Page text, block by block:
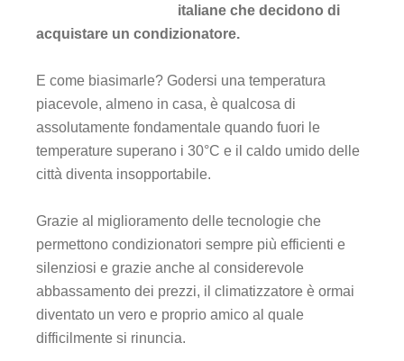
italiane che decidono di
acquistare un condizionatore.
E come biasimarle? Godersi una temperatura
piacevole, almeno in casa, è qualcosa di
assolutamente fondamentale quando fuori le
temperature superano i 30°C e il caldo umido delle
città diventa insopportabile.
Grazie al miglioramento delle tecnologie che
permettono condizionatori sempre più efficienti e
silenziosi e grazie anche al considerevole
abbassamento dei prezzi, il climatizzatore è ormai
diventato un vero e proprio amico al quale
difficilmente si rinuncia.